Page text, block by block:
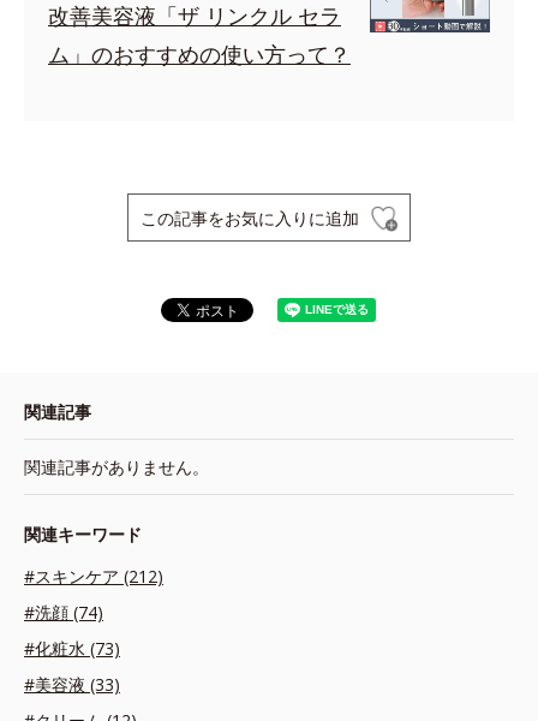
改善美容液「ザ リンクル セラ
ム」のおすすめの使い方って？
この記事をお気に入りに追加
関連記事
関連記事がありません。
関連キーワード
#スキンケア (212)
#洗顔 (74)
#化粧水 (73)
#美容液 (33)